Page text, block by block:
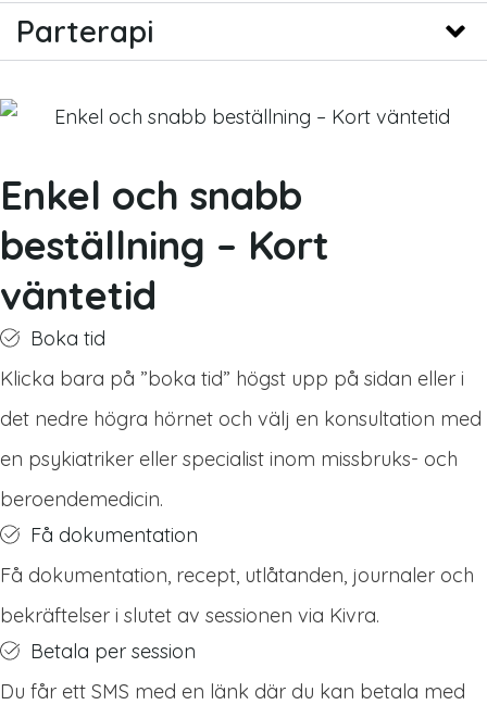
Parterapi
Enkel och snabb
beställning – Kort
väntetid
Boka tid
Klicka bara på ”boka tid” högst upp på sidan eller i
det nedre högra hörnet och välj en konsultation med
en psykiatriker eller specialist inom missbruks- och
beroendemedicin.
Få dokumentation
Få dokumentation, recept, utlåtanden, journaler och
bekräftelser i slutet av sessionen via Kivra.
Betala per session
Du får ett SMS med en länk där du kan betala med